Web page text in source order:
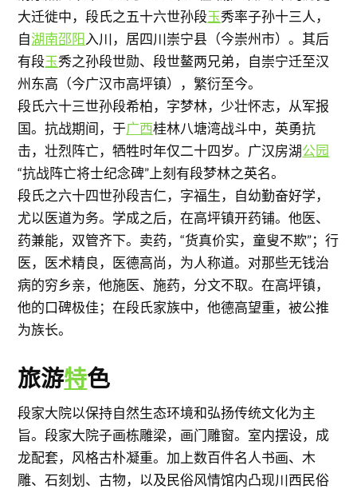
大迁徙中，段氏之五十六世孙段玉秀率子孙十三人，
自湖南邵阳入川，居四川崇宁县（今崇州市）。其后
有段玉秀之孙段世勋、段世鳌两兄弟，自崇宁迁至汉
州东高（今广汉市高坪镇），繁衍至今。
段氏六十三世孙段希柏，字梦林，少壮怀志，从军报
国。抗战期间，于广西桂林八塘湾战斗中，英勇抗
击，壮烈阵亡，牺牲时年仅二十四岁。广汉房湖公园
“抗战阵亡将士纪念碑”上刻有段梦林之英名。
段氏之六十四世孙段吉仁，字福生，自幼勤奋好学，
尤以医道为务。学成之后，在高坪镇开药铺。他医、
药兼能，双管齐下。卖药，“货真价实，童叟不欺”；行
医，医术精良，医德高尚，为人称道。对那些无钱治
病的穷乡亲，他施医、施药，分文不取。在高坪镇，
他的口碑极佳；在段氏家族中，他德高望重，被公推
为族长。
旅游特色
段家大院以保持自然生态环境和弘扬传统文化为主
旨。段家大院子画栋雕梁，画门雕窗。室内摆设，成
龙配套，风格古朴凝重。加上数百件名人书画、木
雕、石刻划、古物，以及民俗风情馆内凸现川西民俗